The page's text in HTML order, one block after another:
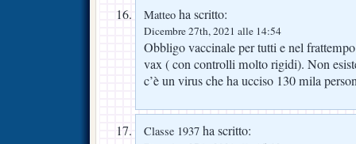
Matteo ha scritto:
Dicembre 27th, 2021 alle 14:54
Obbligo vaccinale per tutti e nel
vax ( con controlli molto rigidi). Non
c’è un virus che ha ucciso 130 mila
Classe 1937 ha scritto: